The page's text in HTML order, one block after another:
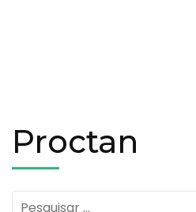
Proctan
Pesquisar